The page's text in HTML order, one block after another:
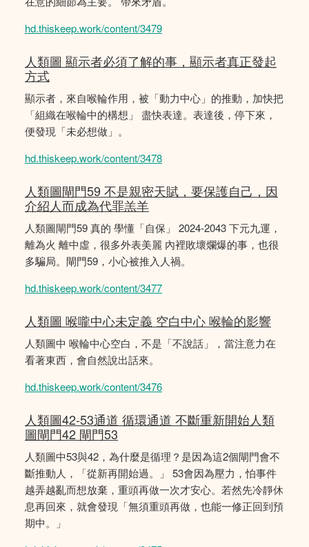
hd.thiskeep.work/content/3479
人類圖 顯示者必須了解的事，顯示者真正發起
方式
顯示者，來自喉輪作用，被「動力中心」的推動，加快把
「組織在喉輪中的構想」 盡快表達。表達後，停下來，
便發現「未必想做」。
hd.thiskeep.work/content/3478
人類圖閘門59 不是親密天賦，要保護自己，因
介紹人而成為代罪羔羊
人類圖閘門59 真的 學懂「自保」 2024-2043 下元九運，
離為火 離中虛，很多外表美麗 內裡敗壞爛爆的事，也很
多騙局。閘門59，小心被推入人禍。
hd.thiskeep.work/content/3477
人類圖 喉嚨中心未定義 空白中心 喉輪的影響
人類圖中 喉輪中心空白，不是「不說話」，當注意力在
看著東西，會自然說出話來。
hd.thiskeep.work/content/3476
人類圖42-53通道 循環通道 不斷重新開始人類
圖閘門42 閘門53
人類圖中53與42，為什麼是循理？是因為這2個閘門會不
斷推動人，「從新再開始過。」 53會因為壓力，怕事件
越弄越亂而想放棄，重頭再做一次才安心。若然先冷靜休
息再回來，就會發現「無須重頭再做，也能一修正回到預
期中。」